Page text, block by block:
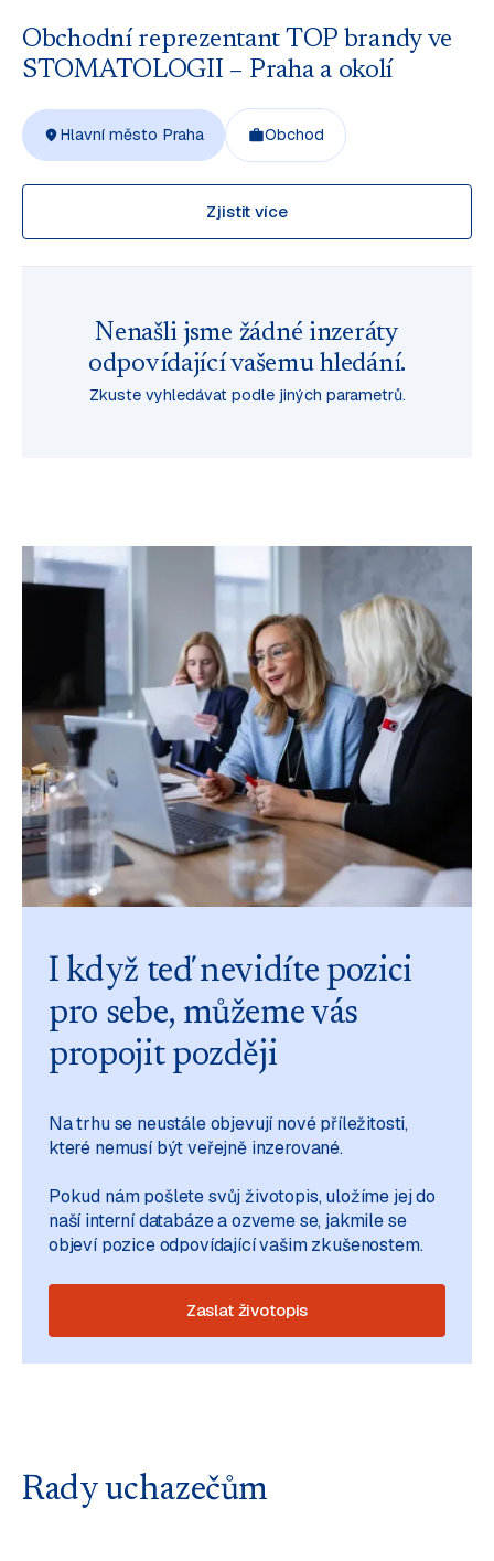
Obchodní reprezentant TOP brandy ve
STOMATOLOGII – Praha a okolí
Hlavní město Praha Obchod
Zjistit více
Nenašli jsme žádné inzeráty
odpovídající vašemu hledání.
Zkuste vyhledávat podle jiných parametrů.
I když teď nevidíte pozici
pro sebe, můžeme vás
propojit později
Na trhu se neustále objevují nové příležitosti,
které nemusí být veřejně inzerované.
Pokud nám pošlete svůj životopis, uložíme jej do
naší interní databáze a ozveme se, jakmile se
objeví pozice odpovídající vašim zkušenostem.
Zaslat životopis
Rady uchazečům